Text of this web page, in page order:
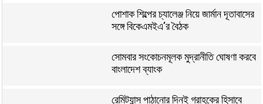
পোশাক শিল্পের চ্যালেঞ্জ নিয়ে জার্মান দূতাবাসের
সঙ্গে বিকেএমইএ’র বৈঠক
সোমবার সংকোচনমূলক মুদ্রানীতি ঘোষণা করবে
বাংলাদেশ ব্যাংক
রেমিট্যান্স পাঠানোর দিনই গ্রাহকের হিসাবে